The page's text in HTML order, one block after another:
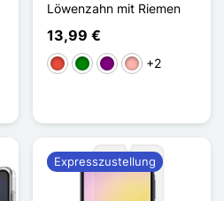
Löwenzahn mit Riemen
13,99 €
Rot GrünViolettRoségold
+2
Expresszustellung